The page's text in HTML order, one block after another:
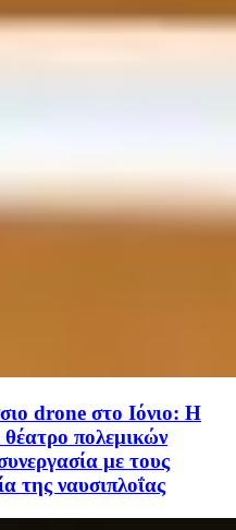
drone στο Ιόνιο: Η
πολεμικών
με τους
της ναυσιπλοΐας